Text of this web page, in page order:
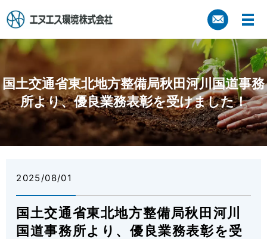
国土交通省東北地方整備局秋田河川国道事務
所より、優良業務表彰を受けました！
2025/08/01
国土交通省東北地方整備局秋田河川
国道事務所より、優良業務表彰を受